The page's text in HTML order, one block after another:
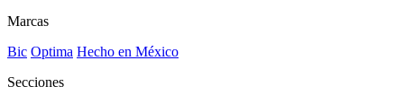
Marcas
Bic Optima Hecho en México
Secciones